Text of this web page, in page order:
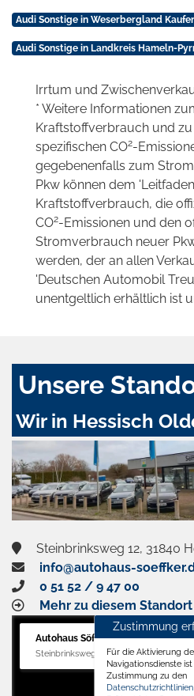
Audi Sonstige in Weserbergland
Audi Sonstige in Landkreis Hameln-
Irrtum und
* Weitere Informationen
Kraftstoffverbrauch und
spezifischen CO2-
gegebenenfalls zum
Pkw können dem
Kraftstoffverbrauch, die
CO2-Emissionen und den
Stromverbrauch neuer
werden, der an allen
'Deutschen Automobil
unentgeltlich erhältlich ist
Unsere
Wir in Hessisch
Steinbrinksweg 12, 31840
info@autohaus-
0 51 52 / 9 47 00
Mehr zu diesem Standort
Autohaus Söffker GmbH
Steinbrinksweg 12, 31840 Hessisch
Zustimmung
Für die Aktivierung
Navigationsdienste ist
Zustimmung zu den